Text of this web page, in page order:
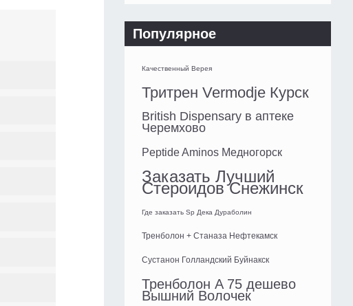
Популярное
Качественный Верея
Тритрен Vermodje Курск
British Dispensary в аптеке
Черемхово
Peptide Aminos Медногорск
Заказать Лучший
Стероидов Снежинск
Где заказать Sp Дека Дураболин
Тренболон + Станаза Нефтекамск
Сустанон Голландский Буйнакск
Тренболон A 75 дешево
Вышний Волочек